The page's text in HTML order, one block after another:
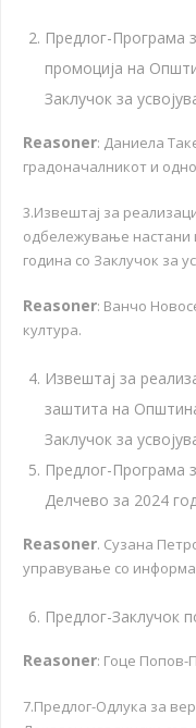
Предлог-Програма
промоција на
Заклучок за
Reasoner: Даниела
градоначалникот и
3.Извештај за
одбележување настани
година со Заклучок за
Reasoner: Ванчо
култура.
Извештај за
заштита на
Заклучок за
Предлог-Програма
Делчево за 2024
Reasoner. Сузана
управување со
Предлог-Заклучок
Reasoner: Гоце Попов-
7.Предлог-Одлука за